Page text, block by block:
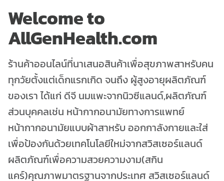
Welcome to
AllGenHealth.com
ร้านค้าออนไลน์ที่นาเสนอสินค้าเพื่อสุขภาพสาหรับคน
ทุกวัยตั้งแต่เด็กแรกเกิด จนถึง ผู้สูงอายุผลิตภัณฑ์
ของเรา ได้แก่ ดีจี นมแพะจากนิวซีแลนด์,ผลิตภัณฑ์
ส่วนบุคคลเช่น หน้ากากอนามัยทางการแพทย์
หน้ากากอนามัยแบบผ้าสาหรับ ออกกาลังกายและใส่
เพื่อป้องกันด้วยเทคโนโลยีใหม่จากสวิสเซอร์แลนด์
ผลิตภัณฑ์เพื่อความสวยความงาม(สกิน
แคร์)คุณภาพมาตรฐานจากประเทศ สวิสเซอร์แลนด์